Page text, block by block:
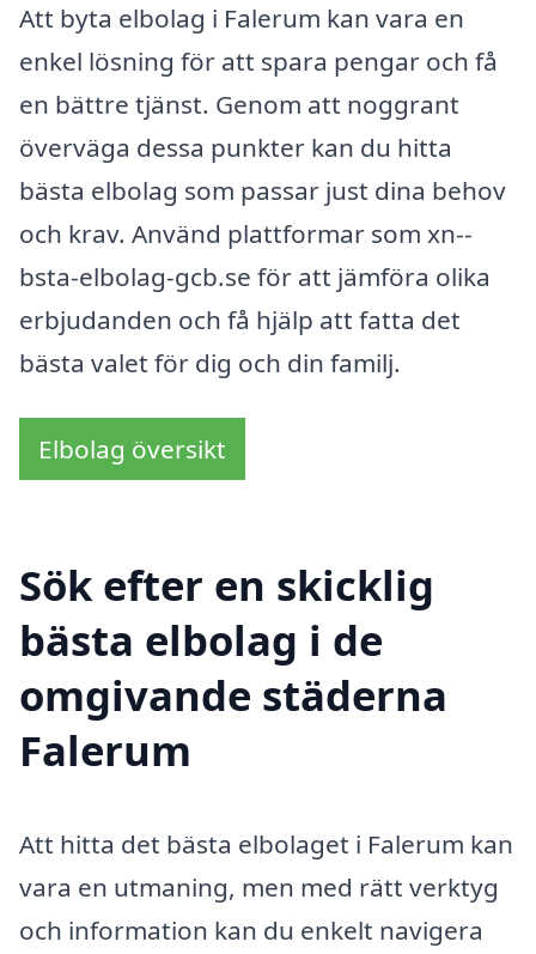
Att byta elbolag i Falerum kan vara en
enkel lösning för att spara pengar och få
en bättre tjänst. Genom att noggrant
överväga dessa punkter kan du hitta
bästa elbolag som passar just dina behov
och krav. Använd plattformar som xn--
bsta-elbolag-gcb.se för att jämföra olika
erbjudanden och få hjälp att fatta det
bästa valet för dig och din familj.
Elbolag översikt
Sök efter en skicklig
bästa elbolag i de
omgivande städerna
Falerum
Att hitta det bästa elbolaget i Falerum kan
vara en utmaning, men med rätt verktyg
och information kan du enkelt navigera